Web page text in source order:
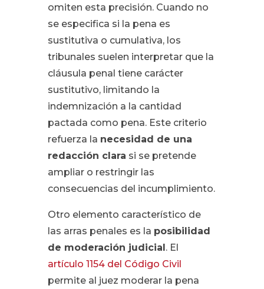
omiten esta precisión. Cuando no
se especifica si la pena es
sustitutiva o cumulativa, los
tribunales suelen interpretar que la
cláusula penal tiene carácter
sustitutivo, limitando la
indemnización a la cantidad
pactada como pena. Este criterio
refuerza la necesidad de una
redacción clara si se pretende
ampliar o restringir las
consecuencias del incumplimiento.
Otro elemento característico de
las arras penales es la posibilidad
de moderación judicial . El
artículo 1154 del Código Civil
permite al juez moderar la pena